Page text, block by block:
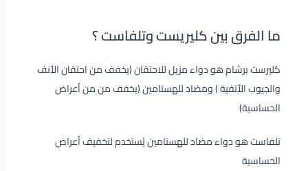
ما الفرق بين كليريست وتلفاست ؟
كليرست برشام هو دواء مزيل للاحتقان (يخفف من احتقان الأنف
والجيوب الأنفية ) ومضاد للهستامين (يخفف من من أعراض
الحساسية)
تلفاست هو دواء مضاد للهستامين يُستخدم لتخفيف أعراض
الحساسية